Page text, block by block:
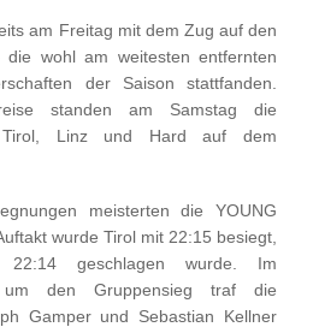
am Freitag mit dem Zug auf den
wohl am weitesten entfernten
der Saison stattfanden.
standen am Samstag die
Tirol, Linz und Hard auf dem
meisterten die YOUNG
wurde Tirol mit 22:15 besiegt,
geschlagen wurde. Im
um den Gruppensieg traf die
Gamper und Sebastian Kellner